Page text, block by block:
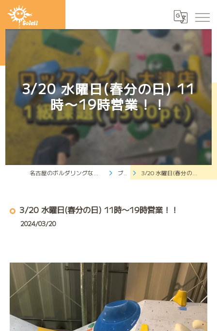
3/20 水曜日(春分の日) 11
時〜19時営業！！
ブログ 3/20 水曜日(春分の日) 11時〜19時営業！！
3/20 水曜日(春分の日) 11時〜19時営業！！
2024/03/20